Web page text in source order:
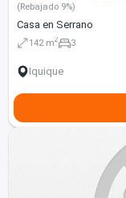
(Rebajado 9%)
Casa en Serrano
142 m2 3
Iquique